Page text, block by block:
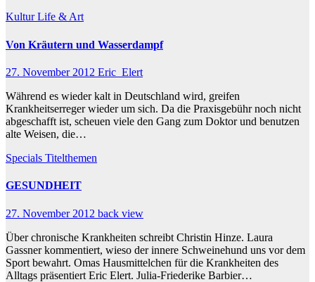
KulturLife & Art
Von Kräutern und Wasserdampf
27. November 2012 Eric_Elert
Während es wieder kalt in Deutschland wird, greifen
Krankheitserreger wieder um sich. Da die Praxisgebühr noch nicht
abgeschafft ist, scheuen viele den Gang zum Doktor und benutzen
alte Weisen, die…
Specials Titelthemen
GESUNDHEIT
27. November 2012 back view
Über chronische Krankheiten schreibt Christin Hinze. Laura
Gassner kommentiert, wieso der innere Schweinehund uns vor dem
Sport bewahrt. Omas Hausmittelchen für die Krankheiten des
Alltags präsentiert Eric Elert. Julia-Friederike Barbier…